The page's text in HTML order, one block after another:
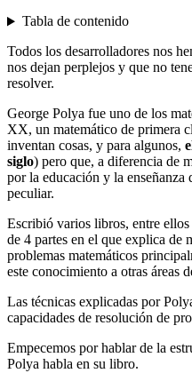
Tabla de contenido
Todos los desarrolladores nos
nos dejan perplejos y que no
resolver.
George Polya fue uno de los
XX, un matemático de primera
inventan cosas, y para algunos,
siglo) pero que, a diferencia de
por la educación y la enseñanza
peculiar.
Escribió varios libros, entre ellos
de 4 partes en el que explica de
problemas matemáticos
este conocimiento a otras áreas
Las técnicas explicadas por
capacidades de resolución de
Empecemos por hablar de la
Polya habla en su libro.